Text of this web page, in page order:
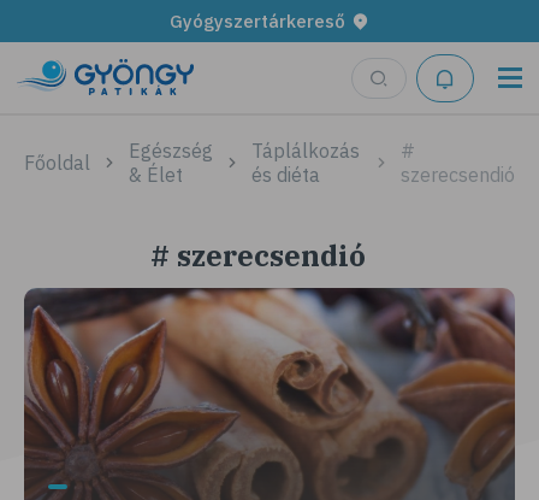
Gyógyszertárkereső
Főoldal
Egészség
& Élet
Táplálkozás
és diéta
#
szerecsendió
# szerecsendió